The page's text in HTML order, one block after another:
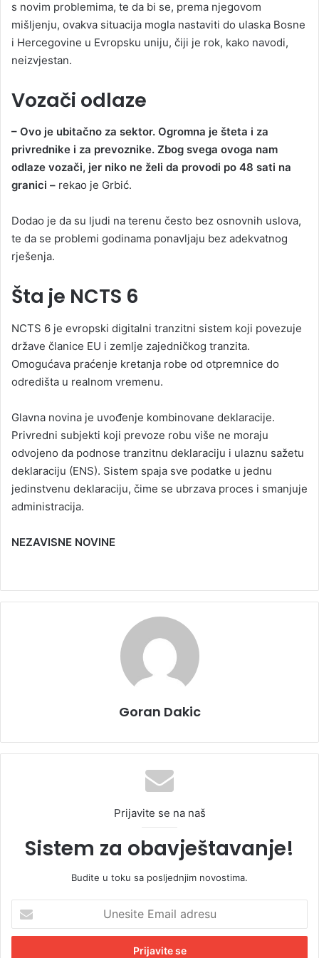
s novim problemima, te da bi se, prema njegovom
mišljenju, ovakva situacija mogla nastaviti do ulaska Bosne
i Hercegovine u Evropsku uniju, čiji je rok, kako navodi,
neizvjestan.
Vozači odlaze
– Ovo je ubitačno za sektor. Ogromna je šteta i za
privrednike i za prevoznike. Zbog svega ovoga nam
odlaze vozači, jer niko ne želi da provodi po 48 sati na
granici – rekao je Grbić.
Dodao je da su ljudi na terenu često bez osnovnih uslova,
te da se problemi godinama ponavljaju bez adekvatnog
rješenja.
Šta je NCTS 6
NCTS 6 je evropski digitalni tranzitni sistem koji povezuje
države članice EU i zemlje zajedničkog tranzita.
Omogućava praćenje kretanja robe od otpremnice do
odredišta u realnom vremenu.
Glavna novina je uvođenje kombinovane deklaracije.
Privredni subjekti koji prevoze robu više ne moraju
odvojeno da podnose tranzitnu deklaraciju i ulaznu sažetu
deklaraciju (ENS). Sistem spaja sve podatke u jednu
jedinstvenu deklaraciju, čime se ubrzava proces i smanjuje
administracija.
NEZAVISNE NOVINE
Goran Dakic
Prijavite se na naš
Sistem za obavještavanje!
Budite u toku sa posljednjim novostima.
e